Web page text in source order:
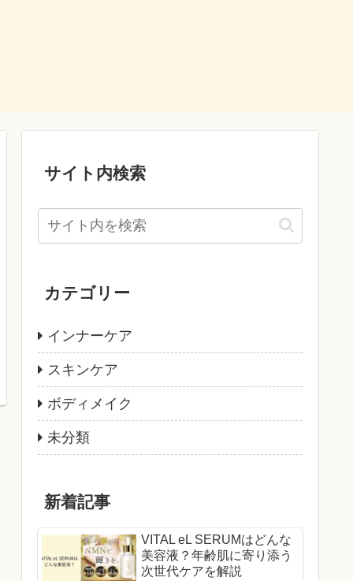
サイト内検索
カテゴリー
インナーケア
スキンケア
ボディメイク
未分類
新着記事
VITAL eL SERUMはどんな
美容液？年齢肌に寄り添う
次世代ケアを解説